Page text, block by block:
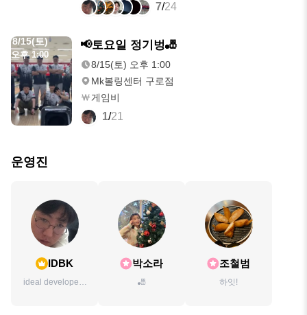
7/24
8/15(토)
오후 1:00
📢토요일 정기벙🎳
8/15(토) 오후 1:00
Mk볼링센터 구로점
게임비
1/21
운영진
IDBK
ideal developer /
박소라
🎳
조철범
하잇!